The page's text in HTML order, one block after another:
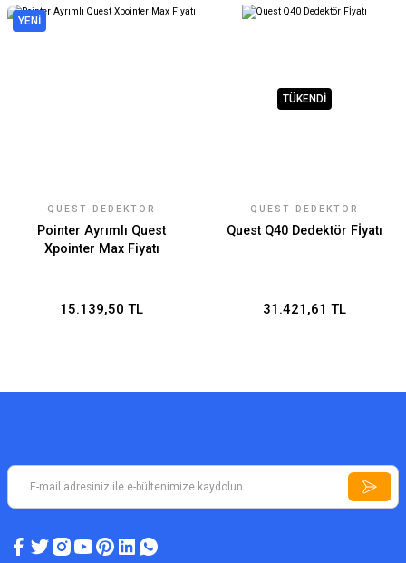
YENİ
QUEST DEDEKTÖR
Pointer Ayrımlı Quest
Xpointer Max Fiyatı
15.139,50 TL
TÜKENDİ
QUEST DEDEKTÖR
Quest Q40 Dedektör Fİyatı
31.421,61 TL